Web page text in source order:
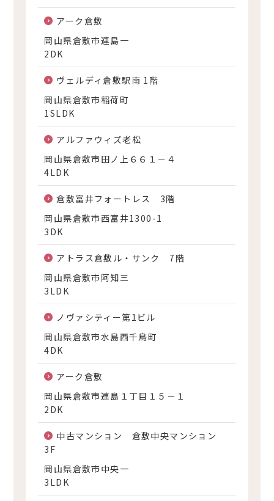
アーク倉敷
岡山県倉敷市連島一
2DK
ヴェルディ倉敷駅南 1階
岡山県倉敷市稲荷町
1SLDK
アルファウィズ老松
岡山県倉敷市田ノ上６６１－４
4LDK
倉敷富井フォートレス 3階
岡山県倉敷市西富井1300-1
3DK
アトラス倉敷ル・サンク 7階
岡山県倉敷市阿知三
3LDK
ノヴァシティー第1ビル
岡山県倉敷市水島西千鳥町
4DK
アーク倉敷
岡山県倉敷市連島１丁目１５－１
2DK
中古マンション 倉敷中央マンション
3F
岡山県倉敷市中央一
3LDK